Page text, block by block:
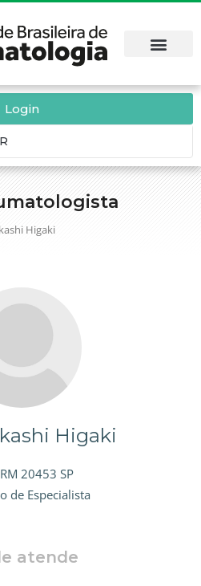
Higaki
Login
Higaki
20453 SP
de Especialista
atende